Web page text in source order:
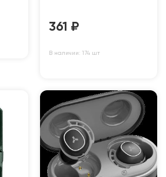
361 ₽
В наличии: 174 шт